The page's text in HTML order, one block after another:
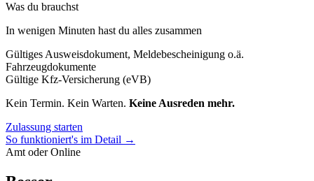
Was du brauchst
In wenigen Minuten hast du alles zusammen
Gültiges Ausweisdokument, Meldebescheinigung o.ä.
Fahrzeugdokumente
Gültige Kfz-Versicherung (eVB)
Kein Termin. Kein Warten. Keine Ausreden mehr.
Zulassung starten
So funktioniert's im Detail →
Amt oder Online